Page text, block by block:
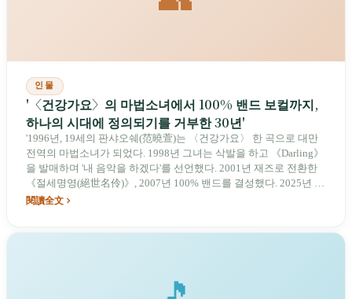
인물
'〈건강가요〉의 마법소녀에서 100% 밴드 보컬까지,
하나의 시대에 정의되기를 거부한 30년'
'1996년, 19세의 판샤오쉐(范曉萱)는 〈건강가요〉 한 곡으로 대만
전역의 마법소녀가 되었다. 1998년 그녀는 삭발을 하고 《Darling》
을 발매하며 '내 음악을 하겠다'를 선언했다. 2001년 재즈로 전환한
《절세명영(絕世名伶)》, 2007년 100% 밴드를 결성했다. 2025년 그
녀는 48세, 《과객(過客)》은 밴드와 16년 만의 신작이다—30년간
閱讀全文